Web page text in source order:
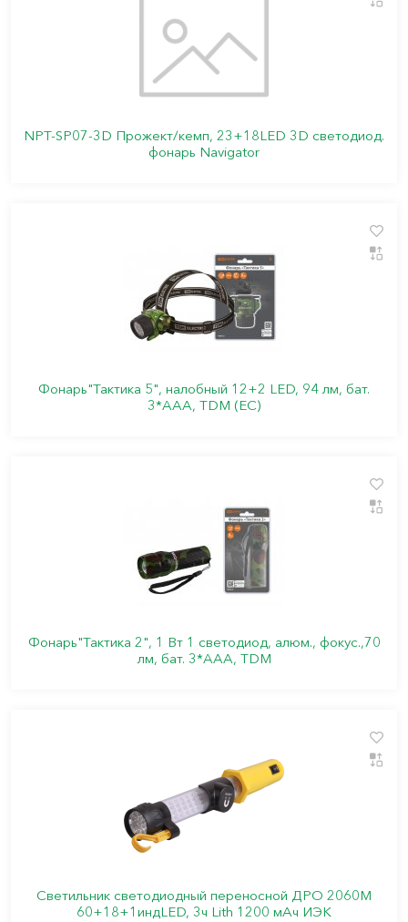
NPT-SP07-3D Прожект/кемп, 23+18LED 3D светодиод.
фонарь Navigator
Фонарь"Тактика 5", налобный 12+2 LED, 94 лм, бат.
3*AАА, TDM (ЕС)
Фонарь"Тактика 2", 1 Вт 1 светодиод, алюм., фокус.,70
лм, бат. 3*AАА, TDM
Светильник светодиодный переносной ДРО 2060M
60+18+1индLED, 3ч Lith 1200 мАч ИЭК